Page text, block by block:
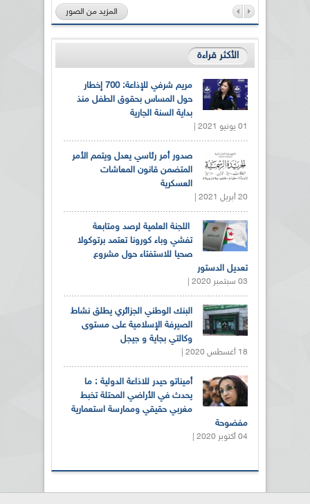
المزيد من الصور
الأكثر قراءة
مريم شرفي للإذاعة: 700 إخطار
حول المساس بحقوق الطفل منذ
بداية السنة الجارية
01 يونيو 2021 |
صدور أمر رئاسي يعدل ويتمم الأمر
المتضمن قانون المعاشات
العسكرية
20 أبريل 2021 |
اللجنة العلمية لرصد ومتابعة
تفشي وباء كورونا تعتمد برتوكولا
صحيا للاستفتاء حول مشروع
تعديل الدستور
03 سبتمبر 2020 |
البنك الوطني الجزائري يطلق نشاط
الصيرفة الإسلامية على مستوى
وكالتي بجاية و جيجل
18 أغسطس 2020 |
أميناتو حيدر للاذاعة الدولية : ما
يحدث في الأراضي المحتلة تخبط
مغربي حقيقي وممارسة استعمارية
مفضوحة
04 أكتوبر 2020 |